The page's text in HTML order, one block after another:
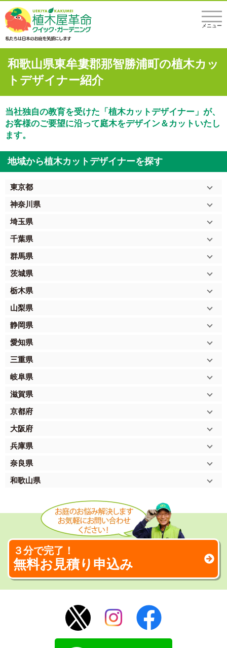
メニュー
和歌山県東牟婁郡那智勝浦町の植木カッ
トデザイナー紹介
当社独自の教育を受けた「植木カットデザイナー」が、
お客様のご要望に沿って庭木をデザイン＆カットいたし
ます。
地域から植木カットデザイナーを探す
東京都
神奈川県
埼玉県
千葉県
群馬県
茨城県
栃木県
山梨県
静岡県
愛知県
三重県
岐阜県
滋賀県
京都府
大阪府
兵庫県
奈良県
和歌山県
３分で完了！
無料お見積り申込み